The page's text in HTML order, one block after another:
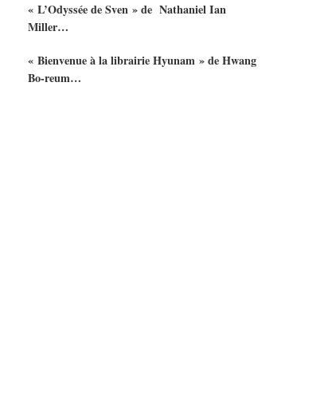
« L’Odyssée de Sven » de Nathaniel Ian
Miller…
« Bienvenue à la librairie Hyunam » de Hwang
Bo-reum…